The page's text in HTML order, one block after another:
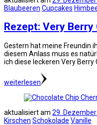
Blaubeeren Cupcakes
Rezept: Very Berry
Gestern hat meine Freundin
diesem Anlass muss es
ich diese leckeren Very Berry
weiterlesen
aktualisiert am 29.
Kirschen Schokolade Vanille